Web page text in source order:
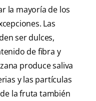
la mayoría de los
Las
ser dulces,
de fibra y
produce saliva
y las partículas
la fruta también